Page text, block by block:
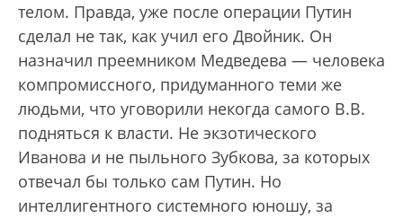
телом. Правда, уже после операции Путин
сделал не так, как учил его Двойник. Он
назначил преемником Медведева — человека
компромиссного, придуманного теми же
людьми, что уговорили некогда самого В.В.
подняться к власти. Не экзотического
Иванова и не пыльного Зубкова, за которых
отвечал бы только сам Путин. Но
интеллигентного системного юношу, за